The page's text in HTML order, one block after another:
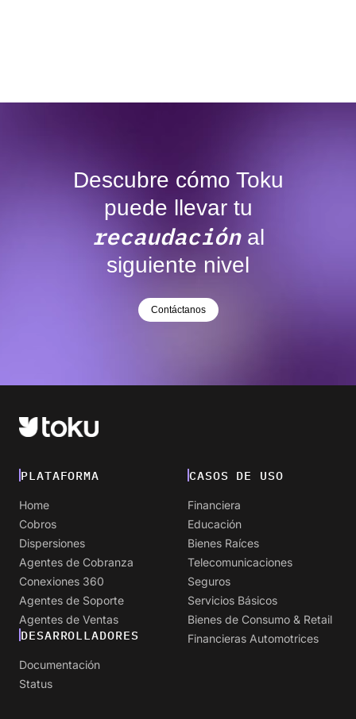
Descubre cómo Toku
puede llevar tu
recaudaciónal
siguiente nivel
Contáctanos
PLATAFORMA
Home
Cobros
Dispersiones
Agentes de Cobranza
Conexiones 360
Agentes de Soporte
Agentes de Ventas
DESARROLLADORES
Documentación
Status
CASOS DE USO
Financiera
Educación
Bienes Raíces
Telecomunicaciones
Seguros
Servicios Básicos
Bienes de Consumo & Retail
Financieras Automotrices